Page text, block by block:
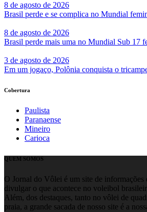
8 de agosto de 2026
Brasil perde e se complica no Mundial
8 de agosto de 2026
Brasil perde mais uma no Mundial Sub 17
3 de agosto de 2026
Em um jogaço, Polônia conquista o
Cobertura
Paulista
Paranaense
Mineiro
Carioca
QUEM SOMOS
O Jornal do Vôlei é um site de informações
divulgar o que acontece no voleibol
Além, dos destaques, tanto no vôlei de
praia, a grande sacada de nosso site é a